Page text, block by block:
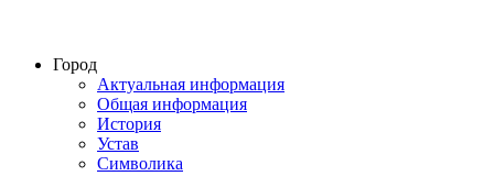
Город
Актуальная информация
Общая информация
История
Устав
Символика